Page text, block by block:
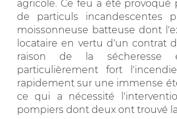
agricole. Ce feu a été provoqué
de particuls incandescentes
moissonneuse batteuse dont
locataire en vertu d'un contrat
raison de la
particulièrement fort
rapidement sur une immense
ce qui a nécessité
pompiers dont deux ont trouvé